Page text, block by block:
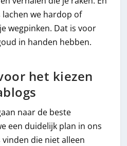
lachen we hardop of
wegpinken. Dat is voor
in handen hebben.
het kiezen
naar de beste
een duidelijk plan in ons
die niet alleen